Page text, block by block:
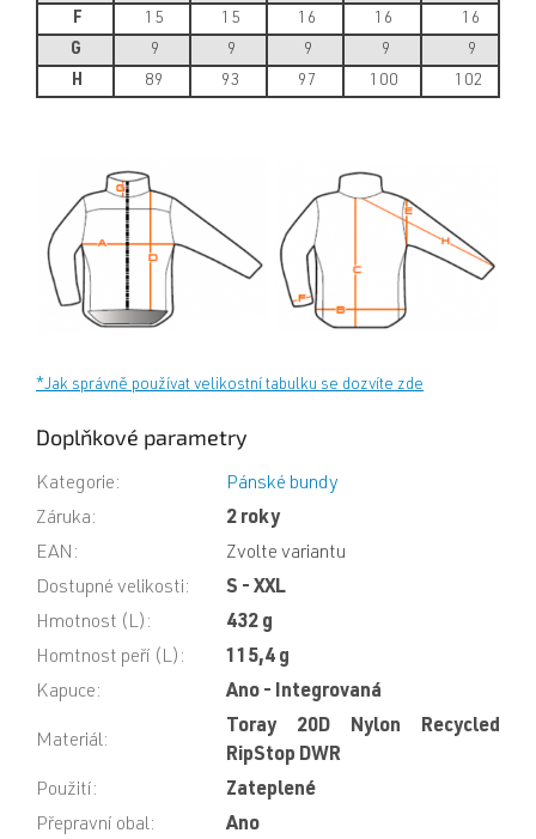
F
15 15 16 16
16
G
9 9 9 9
9
H
89 93 97 100 102
*Jak správně používat velikostní tabulku se dozvíte zde
Doplňkové parametry
Kategorie:
Pánské bundy
Záruka:
2 roky
EAN :
Zvolte variantu
Dostupné velikosti:
S - XXL
Hmotnost (L) :
432 g
Homtnost peří (L) :
115,4 g
Kapuce: Ano - Integrovaná
Materiál:
Toray 20D Nylon Recycled
RipStop DWR
Použití :
Zateplené
Přepravní obal:
Ano